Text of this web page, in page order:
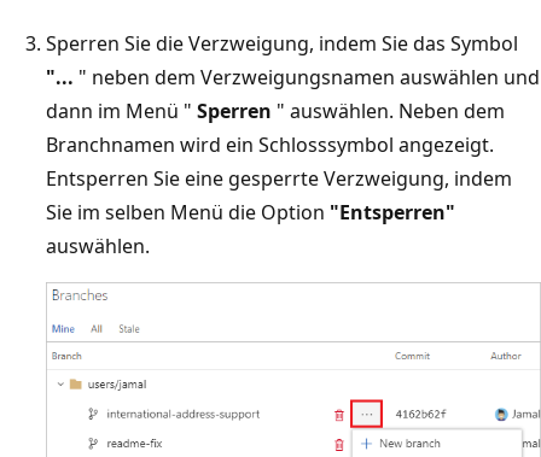
Sperren Sie die Verzweigung, indem Sie das Symbol
"... " neben dem Verzweigungsnamen auswählen und
dann im Menü " Sperren " auswählen. Neben dem
Branchnamen wird ein Schlosssymbol angezeigt.
Entsperren Sie eine gesperrte Verzweigung, indem
Sie im selben Menü die Option "Entsperren"
auswählen.